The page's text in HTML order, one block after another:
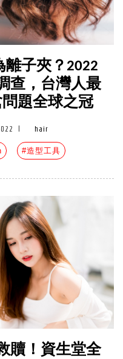
子夾？2022
查，台灣人最
題全球之冠
hair
#造型工具
贖！資生堂全